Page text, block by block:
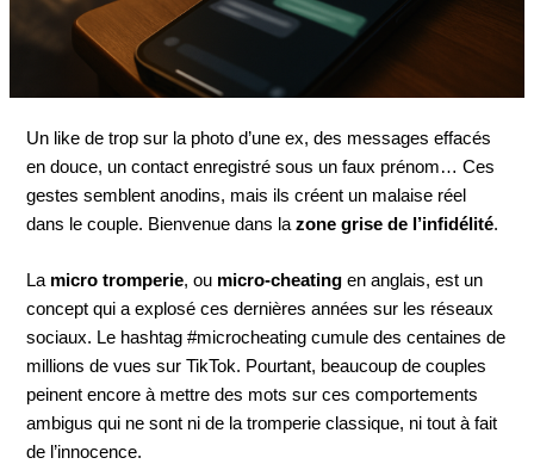
Un like de trop sur la photo d’une ex, des messages effacés
en douce, un contact enregistré sous un faux prénom… Ces
gestes semblent anodins, mais ils créent un malaise réel
dans le couple. Bienvenue dans lazone grise de l’infidélité.
La micro tromperie, ou micro-cheating en anglais, est un
concept qui a explosé ces dernières années sur les réseaux
sociaux. Le hashtag #microcheating cumule des centaines de
millions de vues sur TikTok. Pourtant, beaucoup de couples
peinent encore à mettre des mots sur ces comportements
ambigus qui ne sont ni de la tromperie classique, ni tout à fait
de l’innocence.